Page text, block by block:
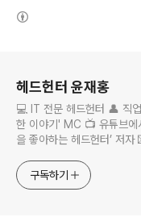
헤드헌터 윤재홍
💻 IT 전문 헤드헌터 👤 직
한 이야기' MC 📺 유튜브에
을 좋아하는 헤드헌터’ 저
구독하기